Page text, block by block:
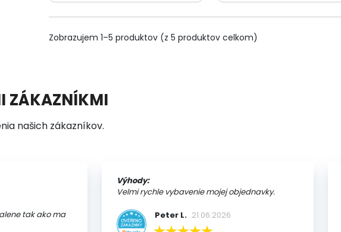
Zobrazujem 1–5 produktov (z 5 produktov celkom)
ZÁKAZNÍKMI
našich zákazníkov.
tak ako ma
Výhody:
Velmi rychle vybavenie mojej objednavky.
Peter L. 21.06.2026